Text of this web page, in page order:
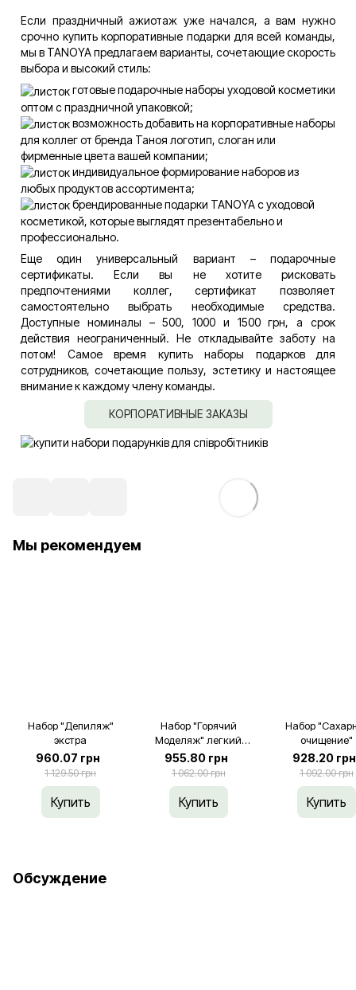
Если праздничный ажиотаж уже начался, а вам нужно
срочно купить корпоративные подарки для всей команды,
мы в TANOYA предлагаем варианты, сочетающие скорость
выбора и высокий стиль:
готовые подарочные наборы уходовой косметики
оптом с праздничной упаковкой;
возможность добавить на корпоративные наборы
для коллег от бренда Таноя логотип, слоган или
фирменные цвета вашей компании;
индивидуальное формирование наборов из
любых продуктов ассортимента;
брендированные подарки TANOYA с уходовой
косметикой, которые выглядят презентабельно и
профессионально.
Еще один универсальный вариант – подарочные
сертификаты. Если вы не хотите рисковать
предпочтениями коллег, сертификат позволяет
самостоятельно выбрать необходимые средства.
Доступные номиналы – 500, 1000 и 1500 грн, а срок
действия неограниченный. Не откладывайте заботу на
потом! Самое время купить наборы подарков для
сотрудников, сочетающие пользу, эстетику и настоящее
внимание к каждому члену команды.
КОРПОРАТИВНЫЕ ЗАКАЗЫ
Мы рекомендуем
Набор "Депиляж"
экстра
960.07 грн
1 129.50 грн
Купить
Набор "Горячий
Моделяж" легкий
старт
955.80 грн
1 062.00 грн
Купить
Набор
очищение"
928.20 грн
1 092.00 грн
Купить
Обсуждение